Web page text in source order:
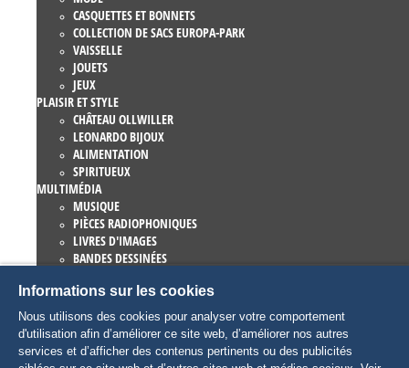
CASQUETTES ET BONNETS
COLLECTION DE SACS EUROPA-PARK
VAISSELLE
JOUETS
JEUX
PLAISIR ET STYLE
CHÂTEAU OLLWILLER
LEONARDO BIJOUX
ALIMENTATION
SPIRITUEUX
MULTIMÉDIA
MUSIQUE
PIÈCES RADIOPHONIQUES
LIVRES D'IMAGES
BANDES DESSINÉES
EUROPA-PARK LIVRES
JEUX ET FILMS
COLLECTIONS
EUROPA-PARK ATTRACTIONS
TRAUMATICA – FESTIVAL OF FEAR
Informations sur les cookies
Nous utilisons des cookies pour analyser votre comportement
d'utilisation afin d’améliorer ce site web, d’améliorer nos autres
services et d’afficher des contenus pertinents ou des publicités